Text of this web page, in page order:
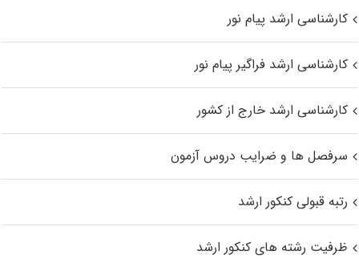
کارشناسی ارشد پیام نور
کارشناسی ارشد فراگیر پیام نور
کارشناسی ارشد خارج از کشور
سرفصل ها و ضرایب دروس آزمون
رتبه قبولی کنکور ارشد
ظرفیت رشته های کنکور ارشد